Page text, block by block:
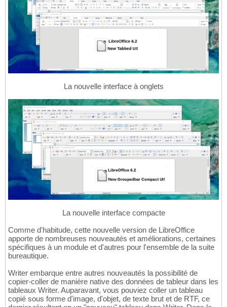
La nouvelle interface à onglets
La nouvelle interface compacte
Comme d'habitude, cette nouvelle version de LibreOffice
apporte de nombreuses nouveautés et améliorations, certaines
spécifiques à un module et d'autres pour l'ensemble de la suite
bureautique.
Writer embarque entre autres nouveautés la possibilité de
copier-coller de manière native des données de tableur dans les
tableaux Writer. Auparavant, vous pouviez coller un tableau
copié sous forme d'image, d'objet, de texte brut et de RTF, ce